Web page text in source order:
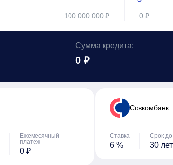
100 000 000 ₽ 0 ₽
Сумма кредита:
0 ₽
Ежемесячный
платеж
0 ₽
Cовкомбанк
Ставка
6 %
Срок до
30 лет